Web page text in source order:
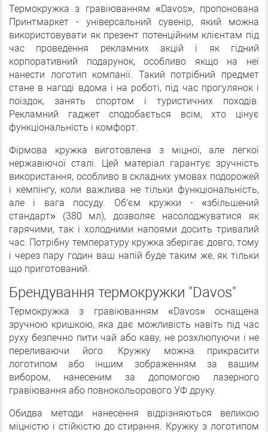
Термокружка з гравіюванням «Davos», пропонована
Принтмаркет - універсальний сувенір, який можна
використовувати як презент потенційним клієнтам під
час проведення рекламних акцій і як гідний
корпоративний подарунок, особливо якщо на неї
нанести логотип компанії. Такий потрібний предмет
стане в нагоді вдома і на роботі, під час прогулянок і
поїздок, занять спортом і туристичних походів.
Рекламний гаджет сподобається всім, хто цінує
функціональність і комфорт.
Фірмова кружка виготовлена з міцної, але легкої
нержавіючої сталі. Цей матеріал гарантує зручність
використання, особливо в складних умовах подорожей
і кемпінгу, коли важлива не тільки функціональність,
але і вага посуду. Об'єм кружки - «збільшений
стандарт» (380 мл), дозволяє насолоджуватися як
гарячими, так і холодними напоями досить тривалий
час. Потрібну температуру кружка зберігає довго, тому
і через пару годин ваш напій буде таким же, як тільки
що приготований.
Брендування термокружки "Davos"
Термокружка з гравіюванням «Davos» оснащена
зручною кришкою, яка дає можливість навіть під час
руху безпечно пити чай або каву, не розхлюпуючи і не
переливаючи його. Кружку можна прикрасити
логотипом або іншим зображенням за вашим
вибором, нанесеним за допомогою лазерного
гравіювання або повнокольорового УФ друку.
Обидва методи нанесення відрізняються великою
міцністю і стійкістю до стирання. Кружку з логотипом